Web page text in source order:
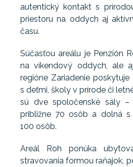
autentický kontakt s
priestoru na oddych aj
času.
Súčasťou areálu je Penzión
na víkendový oddych, ale
regióne Zariadenie
s deťmi, školy v prírode či
sú dve spoločenské sály –
približne 70 osôb a dolná s
100 osôb.
Areál Roh ponúka
stravovania formou raňajok,